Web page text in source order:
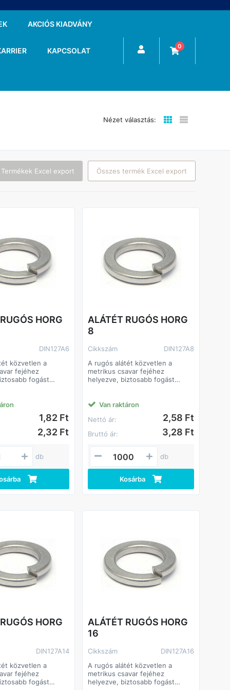
AKCIÓS KIADVÁNY
KAPCSOLAT
0
Nézet választás:
Összes termék Excel export
Excel export
HORG
DIN127A6
közvetlen a
fejéhez
fogást
enyhén domború,
ellenállást fejt ki a
és így biztosító
a nem kívánt
szemben.
1,82 Ft
2,32 Ft
db
ALÁTÉT RUGÓS HORG
8
Cikkszám
DIN127A8
A rugós alátét közvetlen a
metrikus csavar fejéhez
helyezve, biztosabb fogást
van vágva és enyhén domború,
ezáltal növelt ellenállást fejt ki a
csavarkötésre, és így biztosító
elemként szolgál a nem kívánt
meglazulással szemben.
Van raktáron
Nettó ár:
2,58 Ft
Bruttó ár: 3,28 Ft
db
Kosárba
HORG
DIN127A14
közvetlen a
fejéhez
fogást
ALÁTÉT RUGÓS HORG
16
Cikkszám
DIN127A16
A rugós alátét közvetlen a
metrikus csavar fejéhez
helyezve, biztosabb fogást